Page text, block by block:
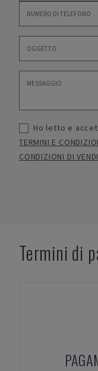
Ho letto e
TERMINI E
CONDIZIONI DI
Termini di